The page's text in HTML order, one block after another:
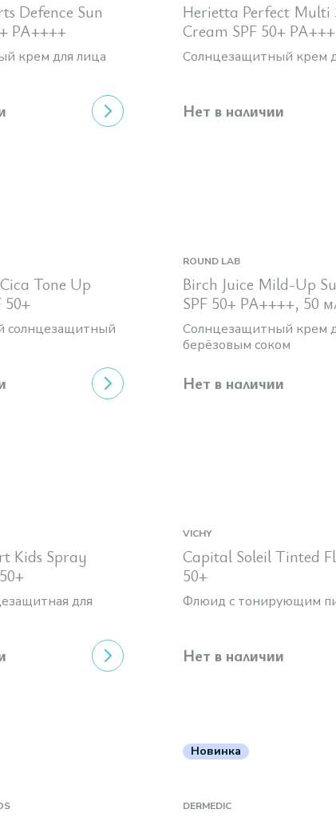
Defence Sun
PA++++
крем для лица
Herietta Perfect Multi
Cream SPF 50+ PA+++
Солнцезащитный крем
Нет в наличии
Tone Up
50+
солнцезащитный
ROUND LAB
Birch Juice Mild-Up
SPF 50+ PA++++, 50
Солнцезащитный крем
берёзовым соком
Нет в наличии
Kids Spray
для
VICHY
Capital Soleil Tinted
50+
Флюид с тонирующим
Нет в наличии
Новинка
DERMEDIC